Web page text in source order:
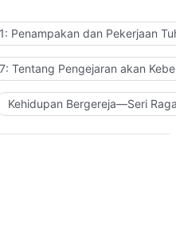
Penampakan dan Pekerjaan
Tentang Pengejaran akan
Kehidupan Bergereja—Seri